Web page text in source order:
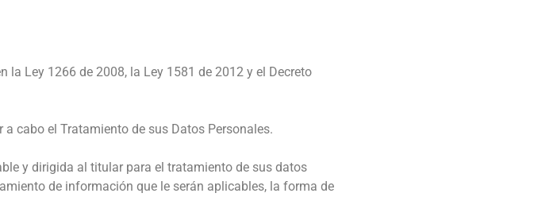
Ley 1266 de 2008, la Ley 1581 de 2012 y el Decreto
cabo el Tratamiento de sus Datos Personales.
y dirigida al titular para el tratamiento de sus datos
de información que le serán aplicables, la forma de